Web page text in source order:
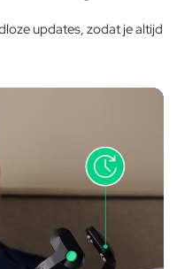
updates, zodat je altijd